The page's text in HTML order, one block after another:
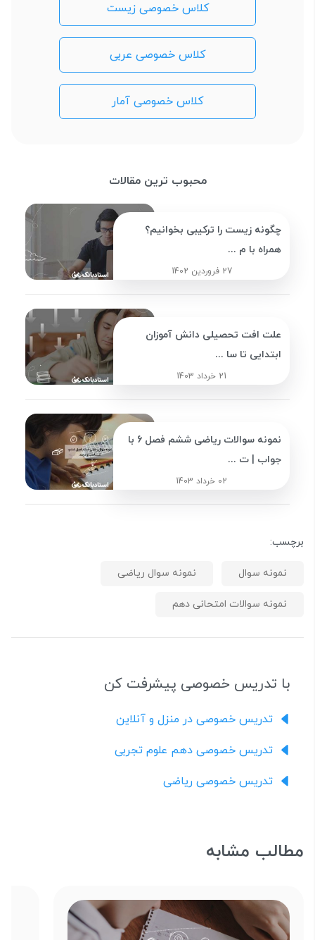
کلاس خصوصی زیست
کلاس خصوصی عربی
کلاس خصوصی آمار
محبوب ترین مقالات
چگونه زیست را ترکیبی بخوانیم؟
همراه با م ...
27 فروردین 1402
علت افت تحصیلی دانش آموزان
ابتدایی تا سا ...
21 خرداد 1403
نمونه سوالات ریاضی ششم فصل 6 با
جواب | ت ...
02 خرداد 1403
برچسب:
نمونه سوال نمونه سوال ریاضی
نمونه سوالات امتحانی دهم
با تدریس خصوصی پیشرفت کن
تدریس خصوصی در منزل و آنلاین
تدریس خصوصی دهم علوم تجربی
تدریس خصوصی ریاضی
مطالب مشابه